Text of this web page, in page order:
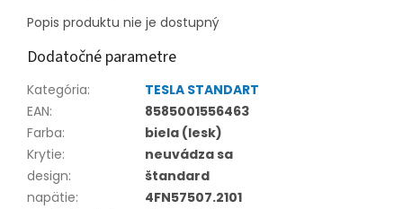
Popis produktu nie je dostupný
Dodatočné parametre
Kategória:
TESLA STANDART
EAN:
8585001556463
Farba:
biela (lesk)
Krytie:
neuvádza sa
design:
štandard
napätie:
4FN57507.2101